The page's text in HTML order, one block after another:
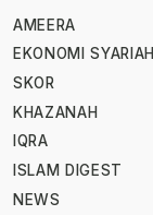
AMEERA
EKONOMI SYARIAH
SKOR
KHAZANAH
IQRA
ISLAM DIGEST
NEWS